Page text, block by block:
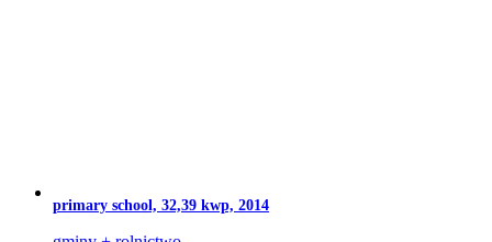
primary school, 32,39 kwp, 2014